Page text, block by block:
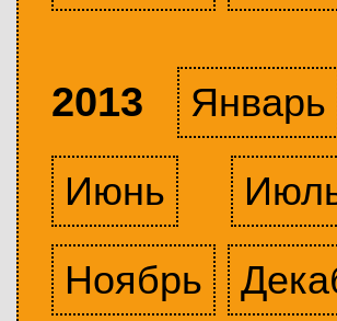
2013 Январь
Июнь
Ноябрь